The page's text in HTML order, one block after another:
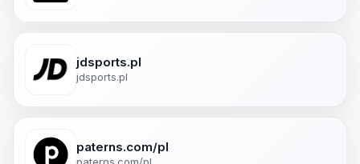
jdsports.pl
jdsports.pl
paterns.com/pl